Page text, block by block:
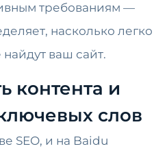
требованиям —
насколько легко
ваш сайт.
контента и
слов
SEO, и на Baidu